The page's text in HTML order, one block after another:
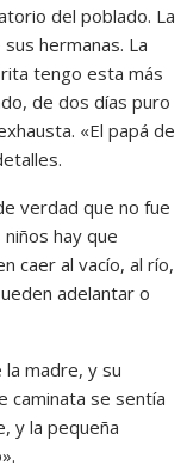
del poblado. La
hermanas. La
tengo esta más
de dos días puro
«El papá de
verdad que no fue
hay que
caer al vacío, al río,
adelantar o
la madre, y su
caminata se sentía
y la pequeña